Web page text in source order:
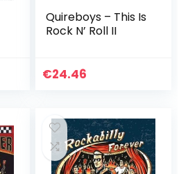
Quireboys – This Is
Rock N’ Roll II
€24.46